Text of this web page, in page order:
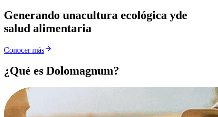
Generando unacultura ecológica yde
salud alimentaria
Conocer más
¿Qué es Dolomagnum?